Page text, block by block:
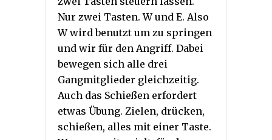
Nur zwei Tasten. W und E. Also
W wird benutzt um zu springen
und wir für den Angriff. Dabei
bewegen sich alle drei
Gangmitglieder gleichzeitig.
Auch das Schießen erfordert
etwas Übung. Zielen, drücken,
schießen, alles mit einer Taste.